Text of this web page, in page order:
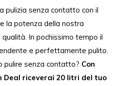
pulizia senza contatto con il
la potenza della nostra
In pochissimo tempo il
e perfettamente pulito.
pulire senza contatto? Con
riceverai 20 litri del tuo